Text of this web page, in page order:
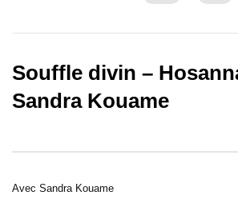
Souffle divin –
Sandra Kouame
Avec Sandra Kouame